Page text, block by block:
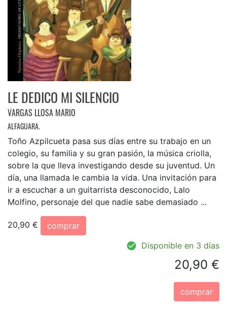
LE DEDICO MI SILENCIO
VARGAS LLOSA MARIO
ALFAGUARA.
Toño Azpilcueta pasa sus días entre su trabajo en un
colegio, su familia y su gran pasión, la música criolla,
sobre la que lleva investigando desde su juventud. Un
día, una llamada le cambia la vida. Una invitación para
ir a escuchar a un guitarrista desconocido, Lalo
Molfino, personaje del que nadie sabe demasiado ...
20,90 €
comprar
Disponible en 3 días
20,90 €
comprar